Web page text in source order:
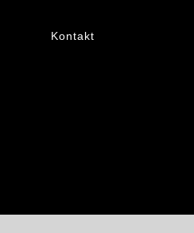
Kontakt